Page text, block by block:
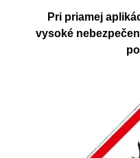
Pri priamej
vysoké